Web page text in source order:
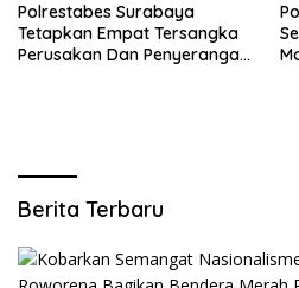
Polrestabes Surabaya
Tetapkan Empat Tersangka
Perusakan Dan Penyerangan
Berita Terbaru